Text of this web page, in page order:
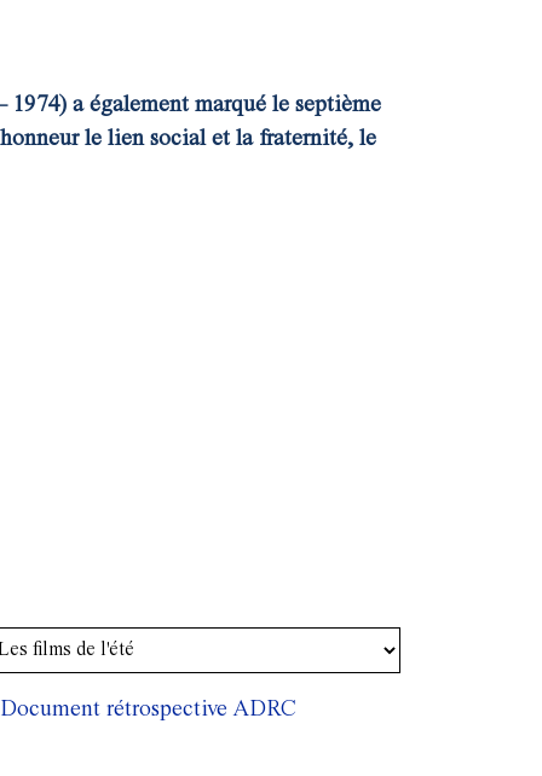
1974) a également marqué le septième
le lien social et la fraternité, le
Document rétrospective ADRC